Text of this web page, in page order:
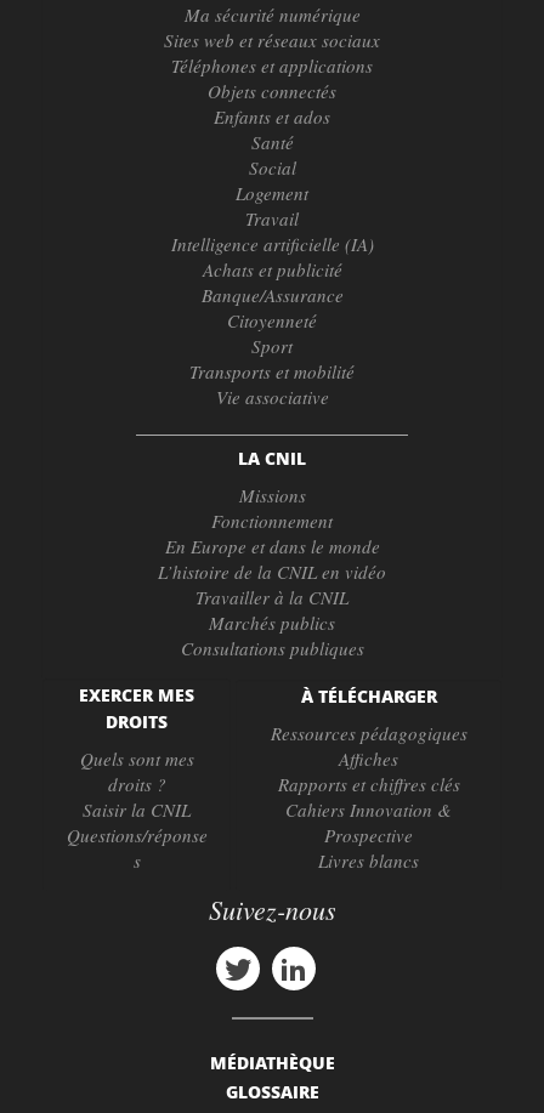
Ma sécurité numérique
Sites web et réseaux sociaux
Téléphones et applications
Objets connectés
Enfants et ados
Santé
Social
Logement
Travail
Intelligence artificielle (IA)
Achats et publicité
Banque/Assurance
Citoyenneté
Sport
Transports et mobilité
Vie associative
LA CNIL
Missions
Fonctionnement
En Europe et dans le monde
L’histoire de la CNIL en vidéo
Travailler à la CNIL
Marchés publics
Consultations publiques
EXERCER MES
DROITS
Quels sont mes
droits ?
Saisir la CNIL
Questions/réponse
s
À TÉLÉCHARGER
Ressources pédagogiques
Affiches
Rapports et chiffres clés
Cahiers Innovation &
Prospective
Livres blancs
Suivez-nous
MÉDIATHÈQUE
GLOSSAIRE